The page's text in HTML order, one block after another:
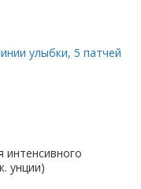
улыбки, 5 патчей